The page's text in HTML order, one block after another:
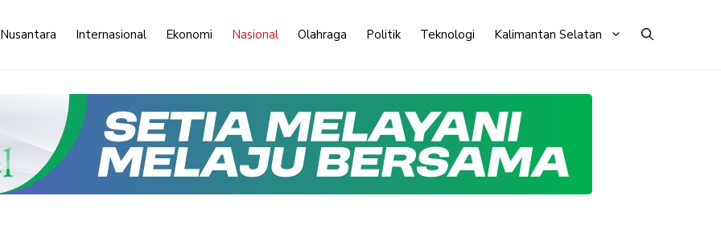
Internasional Ekonomi Nasional Olahraga Politik Teknologi Kalimantan Selatan